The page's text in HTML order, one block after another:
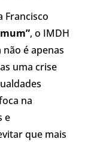
Francisco
, o IMDH
é apenas
uma crise
na
e
que mais